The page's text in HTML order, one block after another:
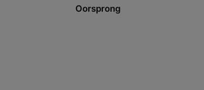
Oorsprong